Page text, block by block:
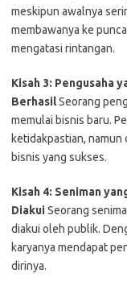
meskipun awalnya
membawanya ke
mengatasi rintangan.
Kisah 3: Pengusaha
BerhasilSeorang
memulai bisnis baru.
ketidakpastian,
bisnis yang sukses.
Kisah 4: Seniman
DiakuiSeorang
diakui oleh publik.
karyanya mendapat
dirinya.